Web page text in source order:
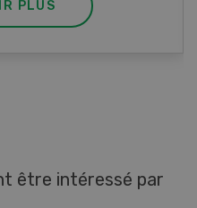
PLUS
être intéressé par